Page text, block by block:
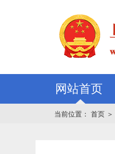
网站首页
当前位置： 首页 ＞